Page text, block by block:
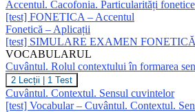
Accentul. Cacofonia. Particularități fonetice
[test] FONETICA – Accentul
Fonetică – Aplicații
[test] SIMULARE EXAMEN
VOCABULARUL
Cuvântul. Rolul contextului în formarea
Cuvântul.
Rolul
contextului
2 Lecții 1 Test
Cuvântul. Contextul. Sensul cuvintelor
[test] Vocabular – Cuvântul. Contextul.